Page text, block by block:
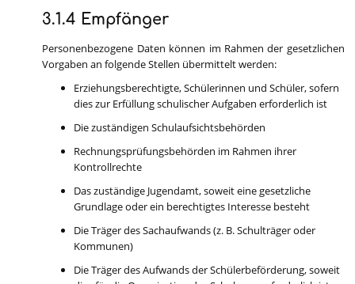
3.1.4 Empfänger
Personenbezogene Daten können im Rahmen der gesetzlichen
Vorgaben an folgende Stellen übermittelt werden:
Erziehungsberechtigte, Schülerinnen und Schüler, sofern
dies zur Erfüllung schulischer Aufgaben erforderlich ist
Die zuständigen Schulaufsichtsbehörden
Rechnungsprüfungsbehörden im Rahmen ihrer
Kontrollrechte
Das zuständige Jugendamt, soweit eine gesetzliche
Grundlage oder ein berechtigtes Interesse besteht
Die Träger des Sachaufwands (z. B. Schulträger oder
Kommunen)
Die Träger des Aufwands der Schülerbeförderung, soweit